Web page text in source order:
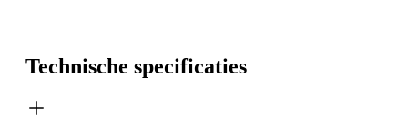
Technische specificaties